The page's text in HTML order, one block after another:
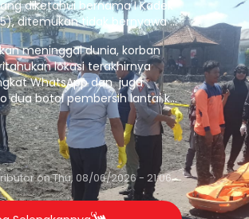
diketahui bernama I Kadek
ditemukan tidak bernyawa di
Sukawati.
meninggal dunia, korban
lokasi terakhirnya
WhatsApp dan juga
dua botol pembersih lantai ke
onThu, 08/06/2026 - 21:06